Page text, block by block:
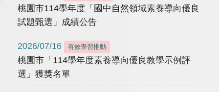
桃園市114學年度「國中自然領域素養導向優良
試題甄選」成績公告
2026/07/16 有效學習推動
桃園市「114學年度素養導向優良教學示例評
選」獲獎名單